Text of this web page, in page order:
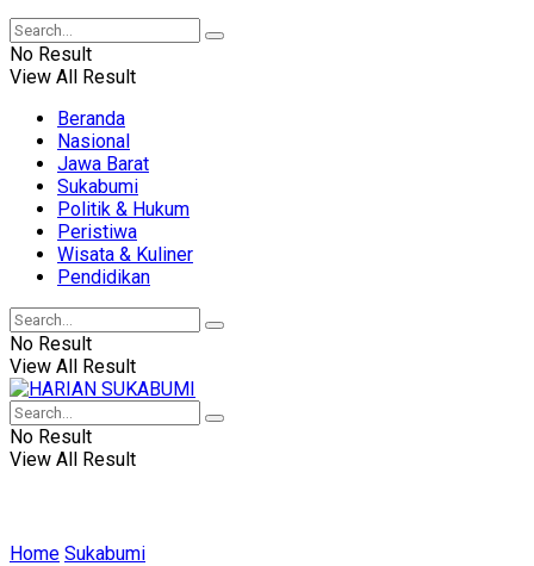
No Result
View All Result
Beranda
Nasional
Jawa Barat
Sukabumi
Politik & Hukum
Peristiwa
Wisata & Kuliner
Pendidikan
No Result
View All Result
No Result
View All Result
Home Sukabumi